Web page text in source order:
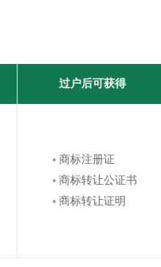
过户后可获得
商标注册证
商标转让公证书
商标转让证明